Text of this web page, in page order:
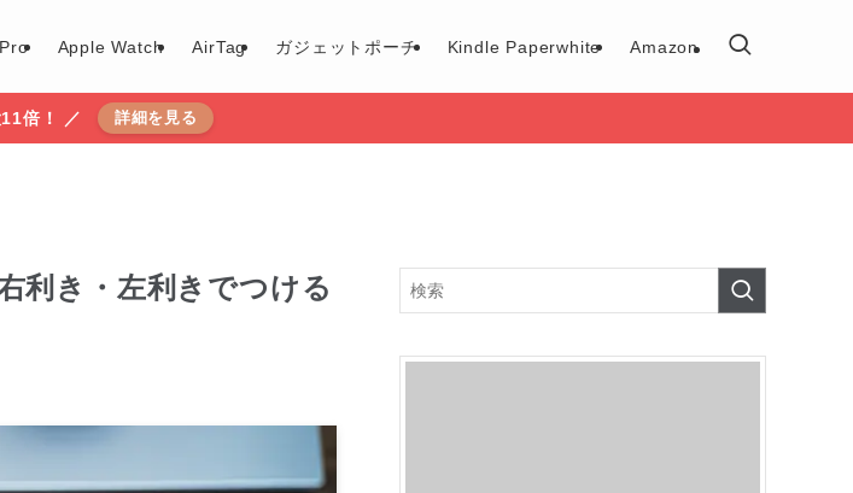
Apple Watch AirTag ガジェットポーチ Kindle Paperwhite Amazon
倍！ ／ 詳細を見る
利き・左利きでつける